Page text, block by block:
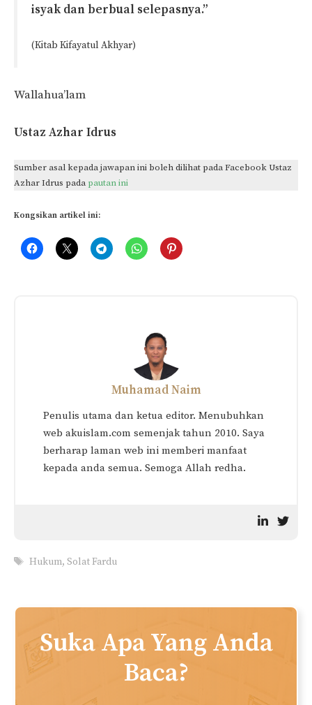
isyak dan berbual selepasnya.”
(Kitab Kifayatul Akhyar)
Wallahua’lam
Ustaz Azhar Idrus
Sumber asal kepada jawapan ini boleh dilihat pada Facebook Ustaz
Azhar Idrus pada pautan ini
Kongsikan artikel ini:
Muhamad Naim
Penulis utama dan ketua editor. Menubuhkan
web akuislam.com semenjak tahun 2010. Saya
berharap laman web ini memberi manfaat
kepada anda semua. Semoga Allah redha.
Tags
Hukum, Solat Fardu
Suka Apa Yang Anda
Baca?